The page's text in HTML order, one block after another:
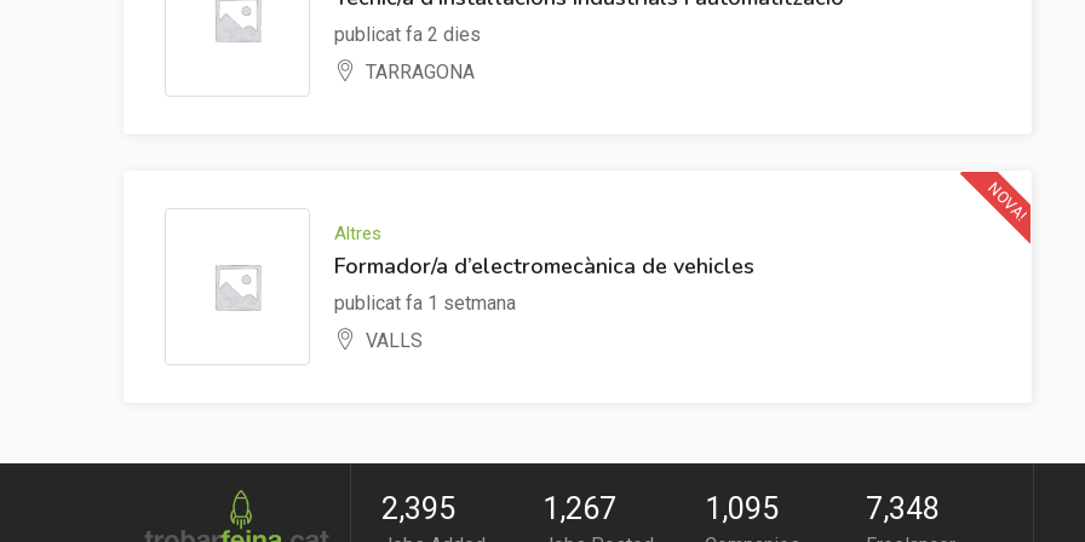
publicat fa 2 dies
TARRAGONA
Altres
Formador/a d’electromecànica de vehicles
publicat fa 1 setmana
VALLS
NOVA!
2,395 1,267 1,095 7,348